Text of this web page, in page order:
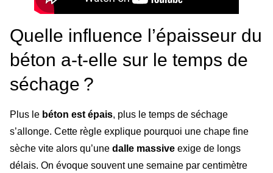
Quelle influence l’épaisseur du
béton a-t-elle sur le temps de
séchage ?
Plus le béton est épais, plus le temps de séchage
s’allonge. Cette règle explique pourquoi une chape fine
sèche vite alors qu’une dalle massive exige de longs
délais. On évoque souvent une semaine par centimètre